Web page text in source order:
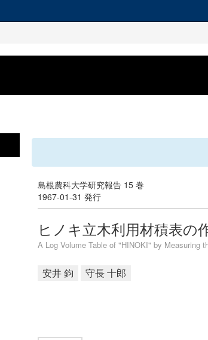
島根農科大学研究報告 15 巻
1967-01-31 発行
ヒノキ立木利用材積表の
A Log Volume Table of "HINOKI" by Measuring
安井 鈞 守長 十郎